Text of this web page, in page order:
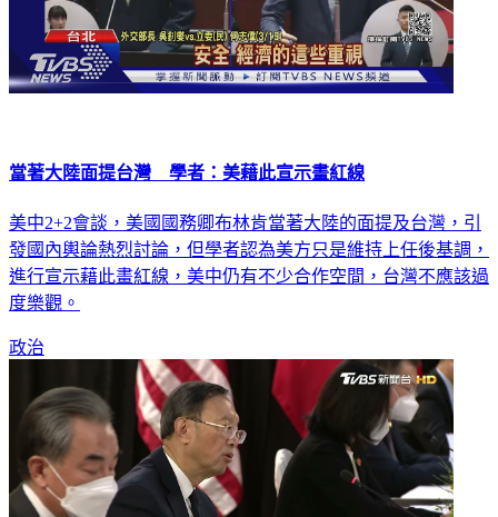
當著大陸面提台灣 學者：美藉此宣示畫紅線
美中2+2會談，美國國務卿布林肯當著大陸的面提及台灣，引
發國內輿論熱烈討論，但學者認為美方只是維持上任後基調，
進行宣示藉此畫紅線，美中仍有不少合作空間，台灣不應該過
度樂觀。
政治